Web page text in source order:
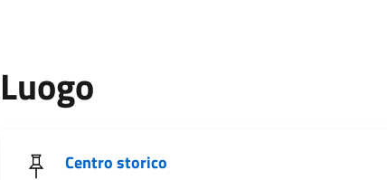
Luogo
Centro storico